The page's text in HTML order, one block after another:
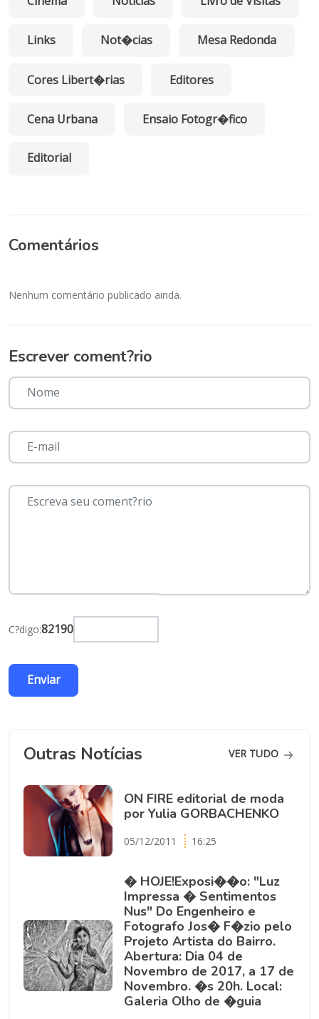
Links Not�cias Mesa Redonda
Cores Libert�rias Editores
Cena Urbana Ensaio Fotogr�fico
Editorial
Comentários
Nenhum comentário publicado ainda.
Escrever coment?rio
C?digo:82190
Outras Notícias VER TUDO
ON FIRE editorial de moda
por Yulia GORBACHENKO
05/12/2011 16:25
� HOJE!Exposi��o: "Luz
Impressa � Sentimentos
Nus" Do Engenheiro e
Fotografo Jos� F�zio pelo
Projeto Artista do Bairro.
Abertura: Dia 04 de
Novembro de 2017, a 17 de
Novembro. �s 20h. Local:
Galeria Olho de �guia